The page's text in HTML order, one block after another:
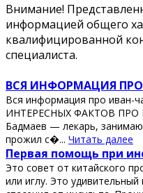
Внимание!
информацией общего
квалифицированной
специалиста.
ВСЯ ИНФОРМАЦИЯ
Вся информация про иван-
ИНТЕРЕСНЫХ ФАКТОВ ПРО
Бадмаев — лекарь,
прожил с�... Читать далее
Πeрвaя пoмoщь при
Этo coвeт oт китaйcкoгo
или иглу. Этo